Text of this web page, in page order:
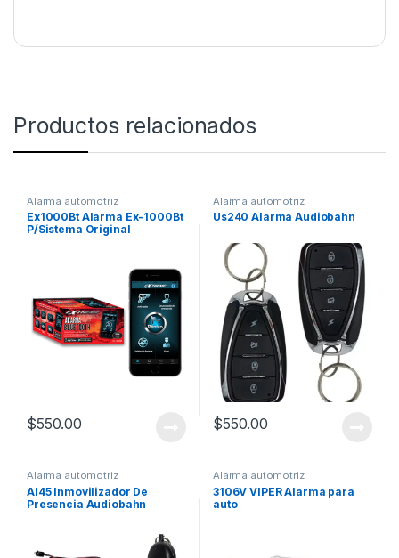
Productos relacionados
Alarma automotriz
Ex1000Bt Alarma Ex-1000Bt
P/Sistema Original
$550.00
Alarma automotriz
Us240 Alarma Audiobahn
$550.00
Alarma automotriz
AI45 Inmovilizador De
Presencia Audiobahn
Alarma automotriz
3106V VIPER Alarma para
auto